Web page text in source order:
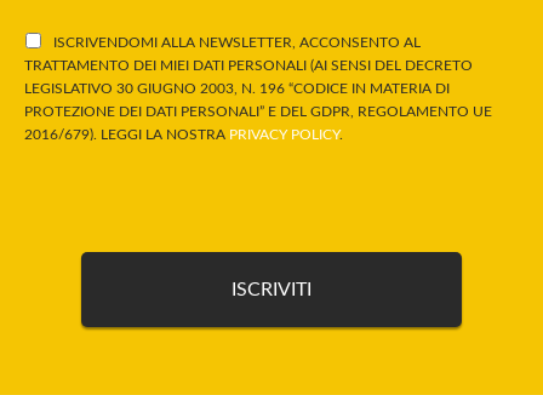
ISCRIVENDOMI ALLA NEWSLETTER, ACCONSENTO AL
TRATTAMENTO DEI MIEI DATI PERSONALI (AI SENSI DEL DECRETO
LEGISLATIVO 30 GIUGNO 2003, N. 196 “CODICE IN MATERIA DI
PROTEZIONE DEI DATI PERSONALI” E DEL GDPR, REGOLAMENTO UE
2016/679). LEGGI LA NOSTRA PRIVACY POLICY.